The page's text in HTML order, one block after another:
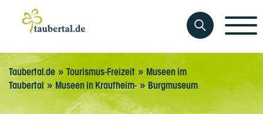
Taubertal.de »Tourismus-Freizeit » Museen im
Taubertal » Museen in Krautheim-» Burgmuseum